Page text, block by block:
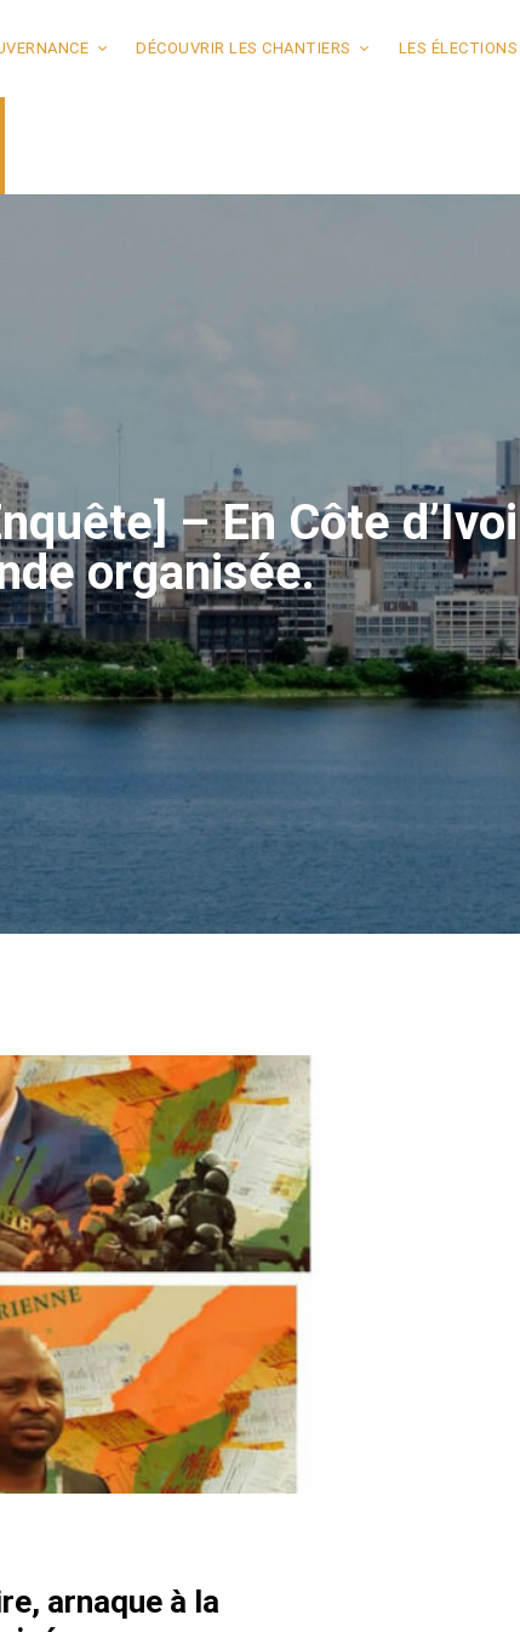
DÉCOUVRIR LES CHANTIERS LES ÉLECTIONS
– En Côte
organisée.
arnaque à la